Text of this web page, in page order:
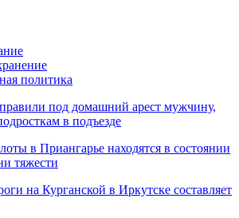
политика
под домашний арест мужчину,
в подъезде
в Приангарье находятся в состоянии
тяжести
на Курганской в Иркутске составляет